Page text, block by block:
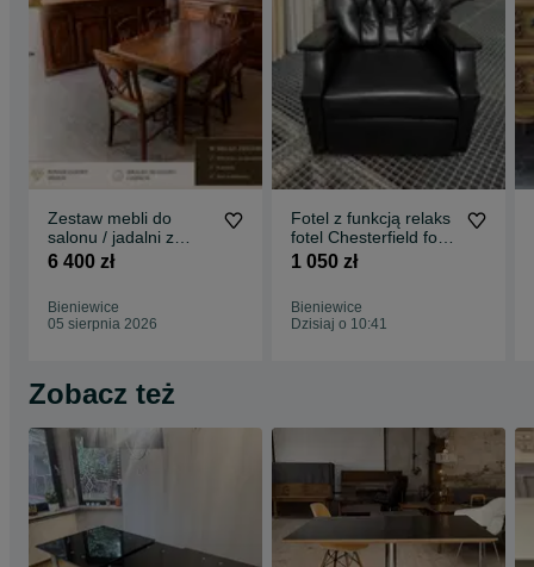
Zestaw mebli do
salonu / jadalni z
litego drewna
6 400 zł
Bieniewice
05 sierpnia 2026
Fotel z funkcją relaks
fotel Chesterfield fotel
skórzany relaks
1 050 zł
Bieniewice
Dzisiaj o 10:41
Zobacz też